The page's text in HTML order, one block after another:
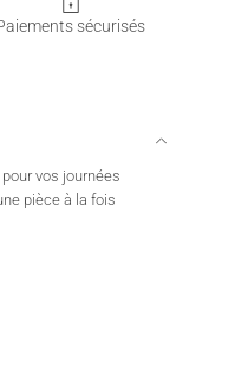
sécurisés
vos journées
pièce à la fois